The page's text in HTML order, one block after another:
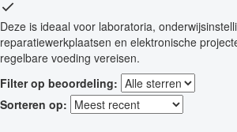
Deze is ideaal voor laboratoria,
reparatiewerkplaatsen en elektronische
regelbare voeding vereisen.
Filter op beoordeling:
Sorteren op: